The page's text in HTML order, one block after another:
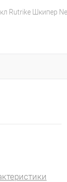
Rutrike Шкипер